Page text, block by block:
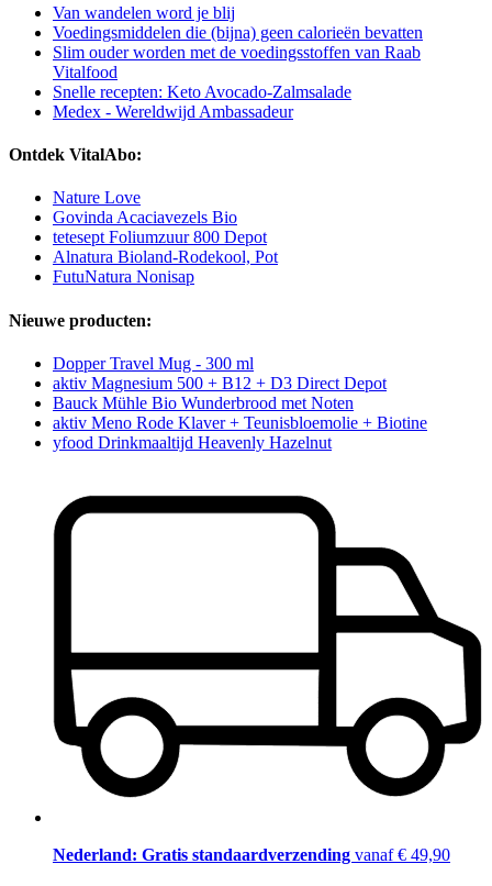
Van wandelen word je blij
Voedingsmiddelen die (bijna) geen calorieën bevatten
Slim ouder worden met de voedingsstoffen van Raab
Vitalfood
Snelle recepten: Keto Avocado-Zalmsalade
Medex - Wereldwijd Ambassadeur
Ontdek VitalAbo:
Nature Love
Govinda Acaciavezels Bio
tetesept Foliumzuur 800 Depot
Alnatura Bioland-Rodekool, Pot
FutuNatura Nonisap
Nieuwe producten:
Dopper Travel Mug - 300 ml
aktiv Magnesium 500 + B12 + D3 Direct Depot
Bauck Mühle Bio Wunderbrood met Noten
aktiv Meno Rode Klaver + Teunisbloemolie + Biotine
yfood Drinkmaaltijd Heavenly Hazelnut
Nederland: Gratis standaardverzending vanaf € 49,90